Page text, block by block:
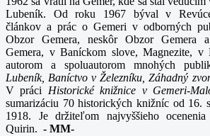
Lubeník. Od roku 1967 býval v
článkov a prác o Gemeri v odborných
Obzor Gemera, neskôr Obzor Gemera
Gemera, v Baníckom slove, Magnezite, v
autorom a spoluautorom mnohých
Lubeník, Baníctvo v Železníku, Záhadný
V práci Historické knižnice v Gemeri-
sumarizáciu 70 historických knižníc od 16.
1918. Je držiteľom najvyššieho
Quirin. - MM-